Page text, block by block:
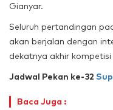
Gianyar.
Seluruh pertandingan
akan berjalan dengan
dekatnya akhir
Jadwal Pekan ke-32
Baca Juga :